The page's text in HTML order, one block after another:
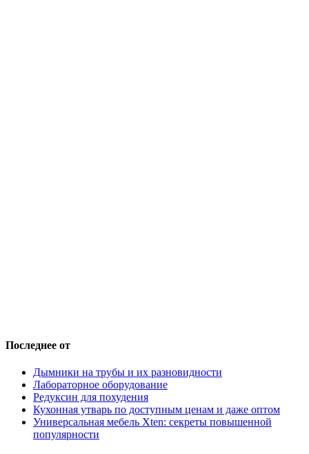
Последнее от
Дымники на трубы и их разновидности
Лабораторное оборудование
Редуксин для похудения
Кухонная утварь по доступным ценам и даже оптом
Универсальная мебель Xten: секреты повышенной
популярности